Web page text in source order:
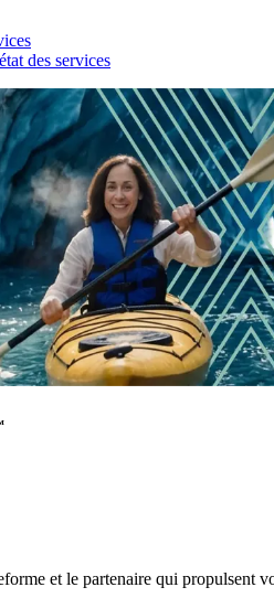
des services
et le partenaire qui propulsent